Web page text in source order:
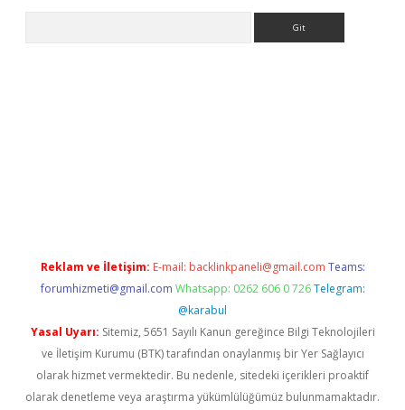
Reklam ve İletişim: E-mail: backlinkpaneli@gmail.com Teams:
forumhizmeti@gmail.com Whatsapp: 0262 606 0 726 Telegram:
@karabul
Yasal Uyarı: Sitemiz, 5651 Sayılı Kanun gereğince Bilgi Teknolojileri
ve İletişim Kurumu (BTK) tarafından onaylanmış bir Yer Sağlayıcı
olarak hizmet vermektedir. Bu nedenle, sitedeki içerikleri proaktif
olarak denetleme veya araştırma yükümlülüğümüz bulunmamaktadır.